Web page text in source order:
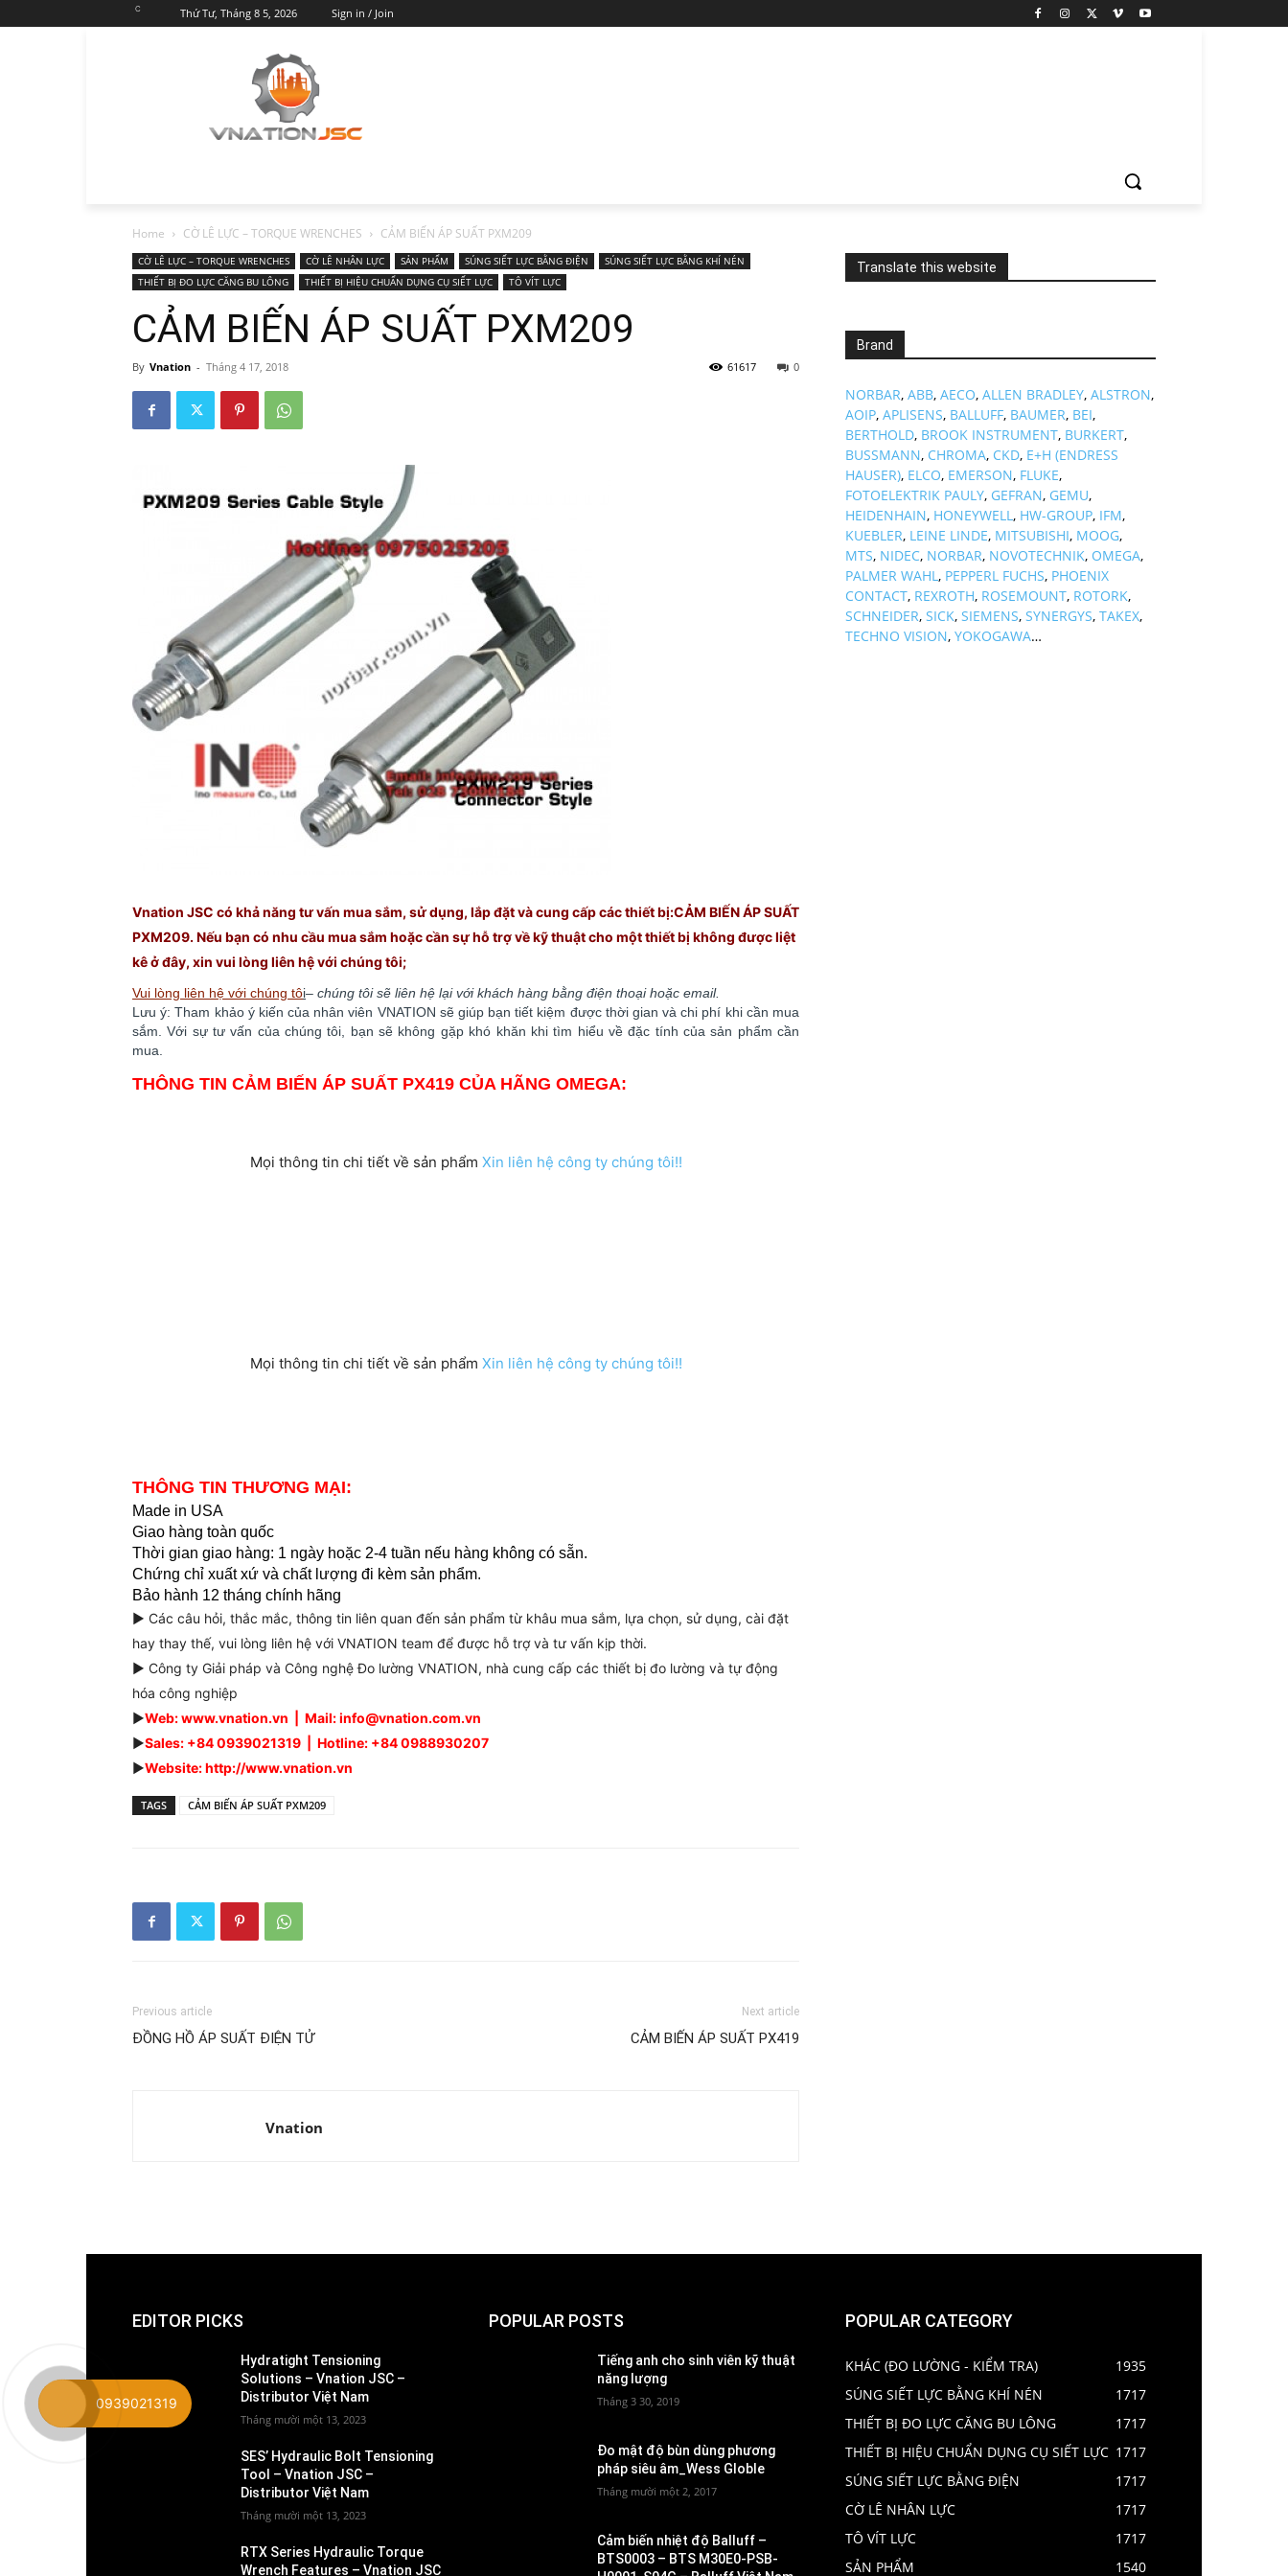
C Thứ Tư, Tháng 8 5, 2026 Sign in / Join
Home CỜ LÊ LỰC – TORQUE WRENCHES CẢM BIẾN ÁP SUẤT PXM209
CỜ LÊ LỰC – TORQUE WRENCHES CỜ LÊ NHÂN LỰC SẢN PHẨM SÚNG SIẾT LỰC BẰNG ĐIỆN
SÚNG SIẾT LỰC BẰNG KHÍ NÉN
THIẾT BỊ ĐO LỰC CĂNG BU LÔNG
THIẾT BỊ HIỆU CHUẨN DỤNG CỤ SIẾT LỰC TÔ VÍT LỰC
CẢM BIẾN ÁP SUẤT PXM209
By Vnation - Tháng 4 17, 2018 0
61617
Vnation JSC có khả năng tư vấn mua sắm, sử dụng, lắp đặt và cung cấp các thiết bị:CẢM BIẾN ÁP SUẤT
PXM209. Nếu bạn có nhu cầu mua sắm hoặc cần sự hỗ trợ về kỹ thuật cho một thiết bị không được liệt
kê ở đây, xin vui lòng liên hệ với chúng tôi;
Vui lòng liên hệ với chúng tôi– chúng tôi sẽ liên hệ lại với khách hàng bằng điện thoại hoặc email.
Lưu ý: Tham khảo ý kiến của nhân viên VNATION sẽ giúp bạn tiết kiệm được thời gian và chi phí khi cần mua
sắm. ​​Với sự tư vấn của chúng tôi, bạn sẽ không gặp khó khăn khi tìm hiểu về đặc tính của sản phẩm cần
mua.
THÔNG TIN CẢM BIẾN ÁP SUẤT PX419 CỦA HÃNG OMEGA:
Mọi thông tin chi tiết về sản phẩm Xin liên hệ công ty chúng tôi!!
Mọi thông tin chi tiết về sản phẩm Xin liên hệ công ty chúng tôi!!
THÔNG TIN THƯƠNG MẠI:
Made in USA
Giao hàng toàn quốc
Thời gian giao hàng: 1 ngày hoặc 2-4 tuần nếu hàng không có sẵn.
Chứng chỉ xuất xứ và chất lượng đi kèm sản phẩm.
Bảo hành 12 tháng chính hãng
► Các câu hỏi, thắc mắc, thông tin liên quan đến sản phẩm từ khâu mua sắm, lựa chọn, sử dụng, cài đặt
hay thay thế, vui lòng liên hệ với VNATION team để được hỗ trợ và tư vấn kịp thời.
► Công ty Giải pháp và Công nghệ Đo lường VNATION, nhà cung cấp các thiết bị đo lường và tự động
hóa công nghiệp
►Web: www.vnation.vn | Mail: info@vnation.com.vn
►Sales: +84 0939021319 | Hotline: +84 0988930207
►Website: http://www.vnation.vn
TAGS CẢM BIẾN ÁP SUẤT PXM209
Previous article
ĐỒNG HỒ ÁP SUẤT ĐIỆN TỬ
Next article
CẢM BIẾN ÁP SUẤT PX419
Vnation
Translate this website
Brand
NORBAR, ABB, AECO, ALLEN BRADLEY, ALSTRON,
AOIP, APLISENS, BALLUFF, BAUMER, BEI,
BERTHOLD, BROOK INSTRUMENT, BURKERT,
BUSSMANN, CHROMA, CKD, E+H (ENDRESS
HAUSER), ELCO, EMERSON, FLUKE,
FOTOELEKTRIK PAULY, GEFRAN, GEMU,
HEIDENHAIN, HONEYWELL, HW-GROUP, IFM,
KUEBLER, LEINE LINDE, MITSUBISHI, MOOG,
MTS, NIDEC, NORBAR, NOVOTECHNIK, OMEGA,
PALMER WAHL, PEPPERL FUCHS, PHOENIX
CONTACT, REXROTH, ROSEMOUNT, ROTORK,
SCHNEIDER, SICK, SIEMENS, SYNERGYS, TAKEX,
TECHNO VISION, YOKOGAWA…
EDITOR PICKS
Hydratight Tensioning
Solutions – Vnation JSC –
Distributor Việt Nam
Tháng mười một 13, 2023
SES’ Hydraulic Bolt Tensioning
Tool – Vnation JSC –
Distributor Việt Nam
Tháng mười một 13, 2023
RTX Series Hydraulic Torque
Wrench Features – Vnation JSC
POPULAR POSTS
Tiếng anh cho sinh viên kỹ thuật
năng lượng
Tháng 3 30, 2019
Đo mật độ bùn dùng phương
pháp siêu âm_Wess Globle
Tháng mười một 2, 2017
Cảm biến nhiệt độ Balluff –
BTS0003 – BTS M30E0-PSB-
POPULAR CATEGORY
KHÁC (ĐO LƯỜNG - KIỂM TRA)
1935
SÚNG SIẾT LỰC BẰNG KHÍ NÉN
1717
THIẾT BỊ ĐO LỰC CĂNG BU LÔNG
1717
THIẾT BỊ HIỆU CHUẨN DỤNG CỤ SIẾT LỰC 1717
SÚNG SIẾT LỰC BẰNG ĐIỆN
1717
CỜ LÊ NHÂN LỰC
1717
TÔ VÍT LỰC
1717
SẢN PHẨM
1540
0939021319